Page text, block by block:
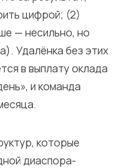
цифрой; (2)
— несильно, но
Удалёнка без этих
в выплату оклада
и команда
которые
диаспора-